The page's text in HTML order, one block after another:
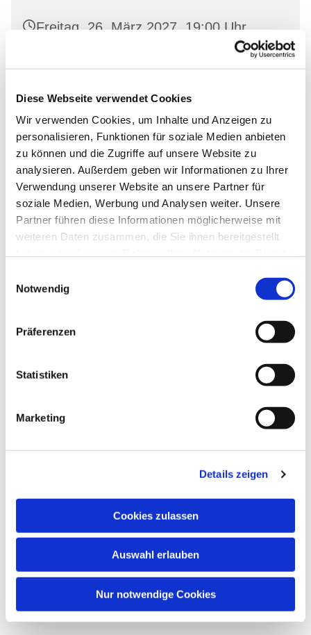
Diese Webseite verwendet Cookies
Wir verwenden Cookies, um Inhalte und Anzeigen zu
personalisieren, Funktionen für soziale Medien anbieten
zu können und die Zugriffe auf unsere Website zu
analysieren. Außerdem geben wir Informationen zu Ihrer
Verwendung unserer Website an unsere Partner für
soziale Medien, Werbung und Analysen weiter. Unsere
Partner führen diese Informationen möglicherweise mit
weiteren Daten zusammen, die Sie ihnen bereitgestellt
Notwendig
Präferenzen
Statistiken
Marketing
Details zeigen
Cookies zulassen
Auswahl erlauben
Nur notwendige Cookies
Freitag, 26. März 2027, 19:00 Uhr